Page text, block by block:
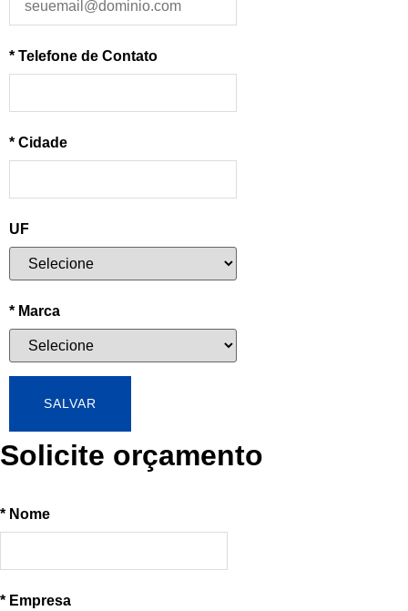
* Telefone de Contato
* Cidade
UF
* Marca
SALVAR
Solicite orçamento
* Nome
* Empresa